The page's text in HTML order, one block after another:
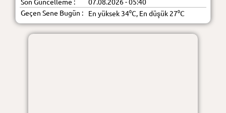
Son Güncelleme :
07.08.2026 - 05:40
Geçen Sene Bugün :
En yüksek 34⁰C, En düşük 27⁰C